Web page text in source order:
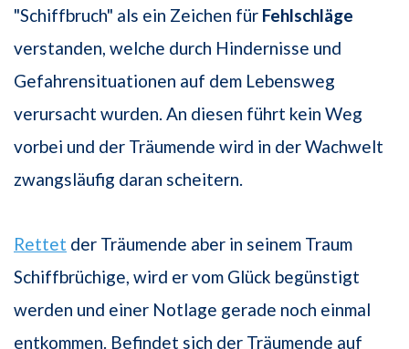
"Schiffbruch" als ein Zeichen für Fehlschläge
verstanden, welche durch Hindernisse und
Gefahrensituationen auf dem Lebensweg
verursacht wurden. An diesen führt kein Weg
vorbei und der Träumende wird in der Wachwelt
zwangsläufig daran scheitern.
Rettet der Träumende aber in seinem Traum
Schiffbrüchige, wird er vom Glück begünstigt
werden und einer Notlage gerade noch einmal
entkommen. Befindet sich der Träumende auf